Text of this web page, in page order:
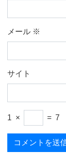
メール ※
サイト
1 × = 7